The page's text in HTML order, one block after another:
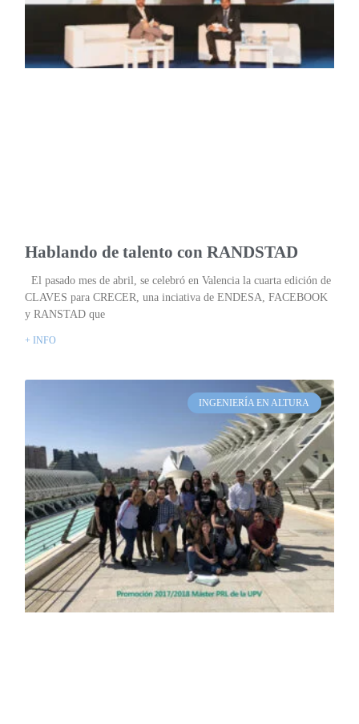
Hablando de talento con RANDSTAD
El pasado mes de abril, se celebró en Valencia la cuarta edición de
CLAVES para CRECER, una inciativa de ENDESA, FACEBOOK
y RANSTAD que
+ INFO
INGENIERÍA EN ALTURA